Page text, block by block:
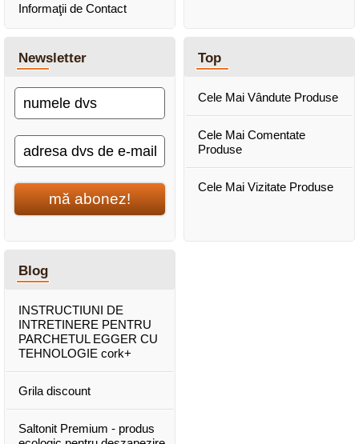
Informaţii de Contact
Newsletter
mă abonez!
Top
Cele Mai Vândute Produse
Cele Mai Comentate
Produse
Cele Mai Vizitate Produse
Blog
INSTRUCTIUNI DE
INTRETINERE PENTRU
PARCHETUL EGGER CU
TEHNOLOGIE cork+
Grila discount
Saltonit Premium - produs